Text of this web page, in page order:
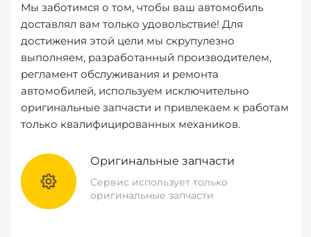
Мы заботимся о том, чтобы ваш автомобиль
доставлял вам только удовольствие! Для
достижения этой цели мы скрупулезно
выполняем, разработанный производителем,
регламент обслуживания и ремонта
автомобилей, используем исключительно
оригинальные запчасти и привлекаем к работам
только квалифицированных механиков.
Оригинальные запчасти
Сервис использует только
оригинальные запчасти